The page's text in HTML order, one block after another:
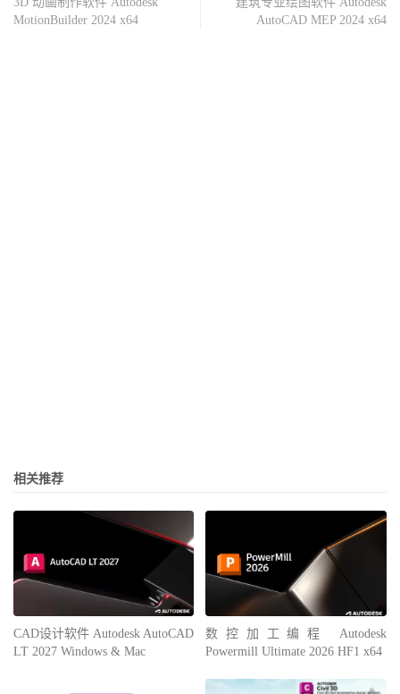
MotionBuilder 2024 x64
AutoCAD MEP 2024 x64
相关推荐
CAD设计软件 Autodesk AutoCAD
LT 2027 Windows & Mac
数控加工编程 Autodesk
Powermill Ultimate 2026 HF1 x64